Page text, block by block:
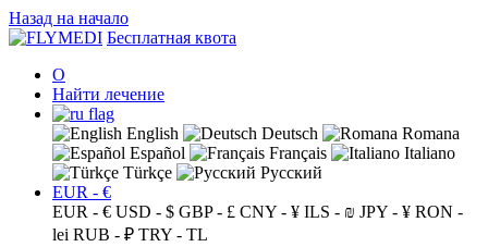
Назад на начало
Бесплатная квота
О
Найти лечение
English Deutsch
Romana
Español
Français
Italiano
Türkçe
Русский
EUR - €
EUR - € USD - $ GBP - £ CNY - ¥ ILS - ₪ JPY - ¥ RON -
lei RUB - ₽ TRY - TL